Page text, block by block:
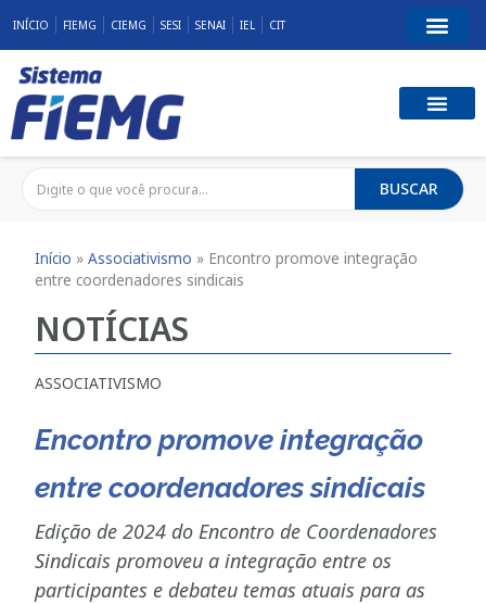
INÍCIO FIEMG CIEMG SESI SENAI IEL CIT
BUSCAR
Início »Associativismo » Encontro promove integração
entre coordenadores sindicais
NOTÍCIAS
ASSOCIATIVISMO
Encontro promove integração
entre coordenadores sindicais
Edição de 2024 do Encontro de Coordenadores
Sindicais promoveu a integração entre os
participantes e debateu temas atuais para as